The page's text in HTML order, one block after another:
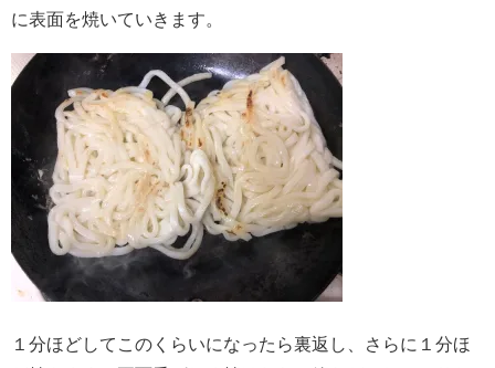
に表面を焼いていきます。
１分ほどしてこのくらいになったら裏返し、さらに１分ほ